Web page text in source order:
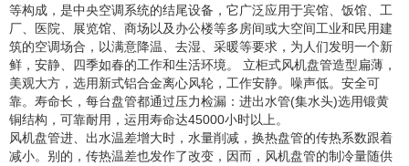
等构成，是中央空调系统的结尾设备，它广泛应用于宾馆、饭馆、工
厂、医院、展览馆、商场以及办公楼等多房间或大空间工业和民用建
筑的空调场合，以满意降温、去湿、采暖等要求，为人们发明一个新
鲜，安静、四季如春的工作和生活环境。 立柜式风机盘管造型扁薄，
美观大方，选用新式铝合金离心风轮，工作安静。噪声低。安全可
靠。寿命长，每台盘管都通过压力检漏：进出水管(集水头)选用锻黄
铜结构，可靠耐用，运用寿命达45000小时以上。
风机盘管进、出水温差增大时，水量削减，换热盘管的传热系数跟着
减小。别的，传热温差也发作了改变，因而，风机盘管的制冷量随供